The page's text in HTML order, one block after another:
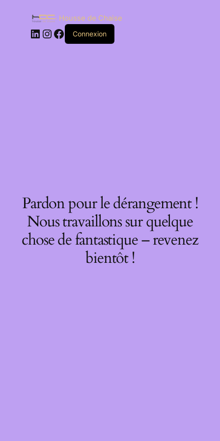
Housse de Chaise
Connexion
Pardon pour le dérangement !
Nous travaillons sur quelque
chose de fantastique – revenez
bientôt !